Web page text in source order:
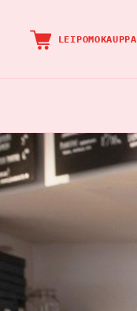
LEIPOMOKAUPPA